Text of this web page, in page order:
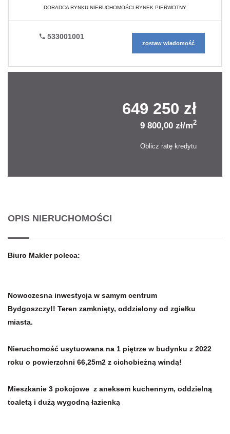
DORADCA RYNKU NIERUCHOMOŚCI RYNEK PIERWOTNY
533001001
zostaw wiadomość
649 250 zł
9 800,00 zł/m2
Oblicz ratę kredytu
OPIS NIERUCHOMOŚCI
Biuro Makler poleca:
Nowoczesna inwestycja w samym centrum
Bydgoszczy!! Teren zamknięty, oddzielony od zgiełku
miasta.
Nieruchomość usytuowana na 1 piętrze w budynku z 2022
roku o powierzchni 66,25m2 z cichobieżną windą!
Mieszkanie 3 pokojowe z aneksem kuchennym, oddzielną
toaletą i dużą wygodną łazienką